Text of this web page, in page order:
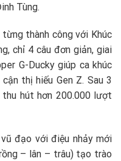
Tùng.
từng thành công với Khúc
chỉ 4 câu đơn giản, giai
G-Ducky giúp ca khúc
thị hiếu Gen Z. Sau 3
thu hút hơn 200.000 lượt
đạo với điệu nhảy mới
– lân – trâu) tạo trào